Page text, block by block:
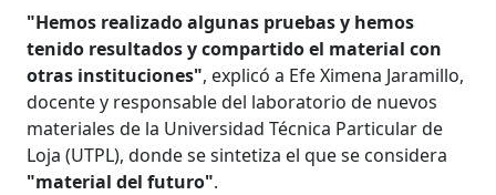
"Hemos realizado algunas pruebas y hemos
tenido resultados y compartido el material con
otras instituciones", explicó a Efe Ximena Jaramillo,
docente y responsable del laboratorio de nuevos
materiales de la Universidad Técnica Particular de
Loja (UTPL), donde se sintetiza el que se considera
"material del futuro".